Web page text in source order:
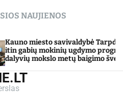
NAUJIENOS
Tarpdisciplininio
programos
baigimo šventė